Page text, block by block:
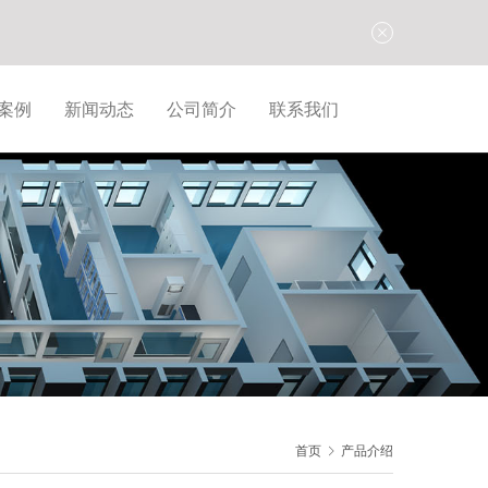
例 新闻动态 公司简介 联系我们
首页 产品介绍